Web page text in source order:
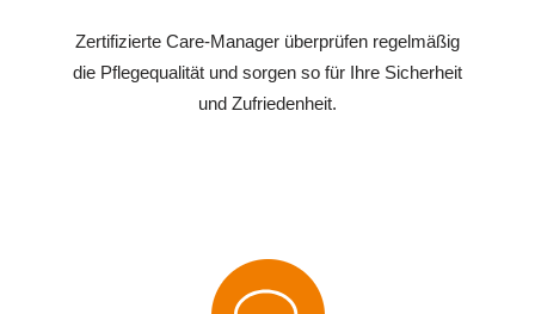
Zertifizierte Care-Manager überprüfen regelmäßig
die Pflegequalität und sorgen so für Ihre Sicherheit
und Zufriedenheit.